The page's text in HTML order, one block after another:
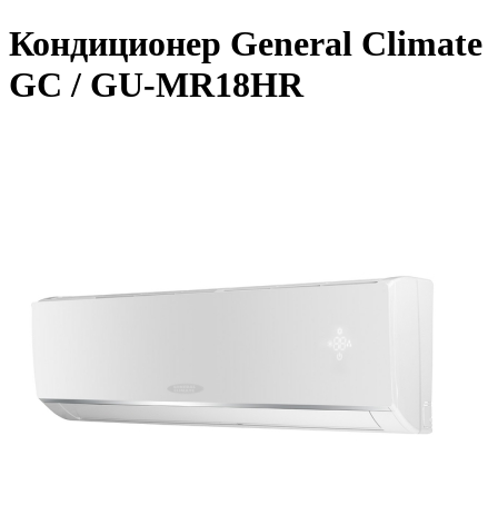
Кондиционер General Climate
GC / GU-MR18HR